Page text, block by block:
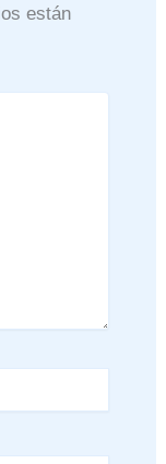
están